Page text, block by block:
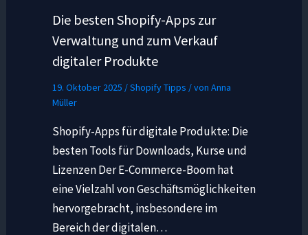
Die besten Shopify-Apps zur
Verwaltung und zum Verkauf
digitaler Produkte
19. Oktober 2025 /Shopify Tipps / von Anna
Müller
Shopify-Apps für digitale Produkte: Die
besten Tools für Downloads, Kurse und
Lizenzen Der E-Commerce-Boom hat
eine Vielzahl von Geschäftsmöglichkeiten
hervorgebracht, insbesondere im
Bereich der digitalen…